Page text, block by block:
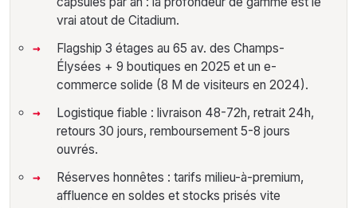
vrai atout de Citadium.
Flagship 3 étages au 65 av. des Champs-
Élysées + 9 boutiques en 2025 et un e-
commerce solide (8 M de visiteurs en 2024).
Logistique fiable : livraison 48-72h, retrait 24h,
retours 30 jours, remboursement 5-8 jours
ouvrés.
Réserves honnêtes : tarifs milieu-à-premium,
affluence en soldes et stocks prisés vite